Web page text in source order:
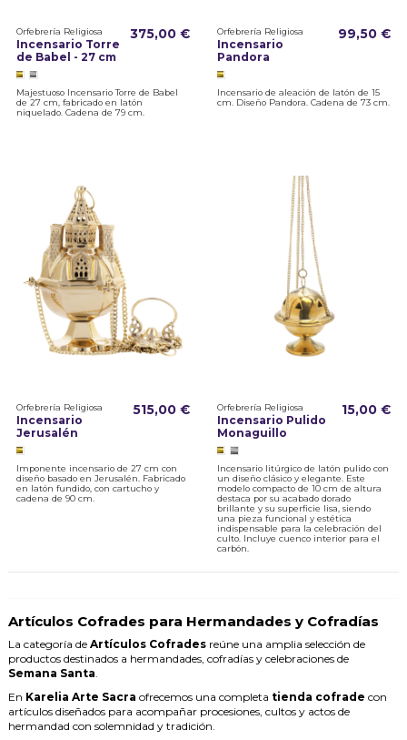
Orfebrería Religiosa
Incensario Torre
de Babel - 27 cm
375,00 €
Majestuoso Incensario Torre de Babel
de 27 cm, fabricado en latón
niquelado. Cadena de 79 cm.
Orfebrería Religiosa
Incensario
Pandora
99,50 €
Incensario de aleación de latón de 15
cm. Diseño Pandora. Cadena de 73 cm.
Orfebrería Religiosa
Incensario
Jerusalén
515,00 €
Imponente incensario de 27 cm con
diseño basado en Jerusalén. Fabricado
en latón fundido, con cartucho y
cadena de 90 cm.
Orfebrería Religiosa
Incensario Pulido
Monaguillo
15,00 €
Incensario litúrgico de latón pulido con
un diseño clásico y elegante. Este
modelo compacto de 10 cm de altura
destaca por su acabado dorado
brillante y su superficie lisa, siendo
una pieza funcional y estética
indispensable para la celebración del
culto. Incluye cuenco interior para el
carbón.
Artículos Cofrades para Hermandades y Cofradías
La categoría de Artículos Cofrades reúne una amplia selección de
productos destinados a hermandades, cofradías y celebraciones de
Semana Santa.
En Karelia Arte Sacra ofrecemos una completa tienda cofrade con
artículos diseñados para acompañar procesiones, cultos y actos de
hermandad con solemnidad y tradición.